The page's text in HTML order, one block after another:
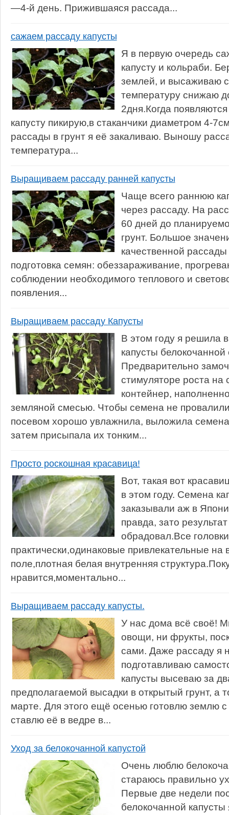
—4-й день. Прижившаяся рассада...
сажаем рассаду капусты
Я в первую очередь
капусту и кольраби.
землей, и высаживаю
температуру снижаю
2дня.Когда
капусту пикирую,в стаканчики диаметром 4-
рассады в грунт я её закаливаю. Выношу
температура...
Выращиваем рассаду ранней капусты
Чаще всего раннюю
через рассаду. На
60 дней до
грунт. Большое
качественной
подготовка семян: обеззараживание,
соблюдении необходимого теплового и
появления...
Выращиваем рассаду Капусты
В этом году я решила
капусты
Предварительно
стимуляторе роста на
контейнер,
земляной смесью. Чтобы семена не
посевом хорошо увлажнила, выложила
затем присыпала их тонким...
Просто роскошная красавица!
Вот, такая вот
в этом году. Семена
заказывали аж в
правда, зато
обрадовал.Все
практически,одинаковые привлекательные на
поле,плотная белая внутренняя
нравится,моментально...
Выращиваем рассаду капусты.
У нас дома всё своё!
овощи, ни фрукты,
сами. Даже рассаду я
подготавливаю
капусты высеваю за
предполагаемой высадки в открытый грунт,
марте. Для этого ещё осенью готовлю землю
ставлю её в ведре в...
Уход за белокочанной капустой
Очень люблю
стараюсь правильно
Первые две недели
белокочанной